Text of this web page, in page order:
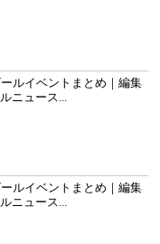
ルイベントまとめ｜編集
ニュース...
ルイベントまとめ｜編集
ニュース...